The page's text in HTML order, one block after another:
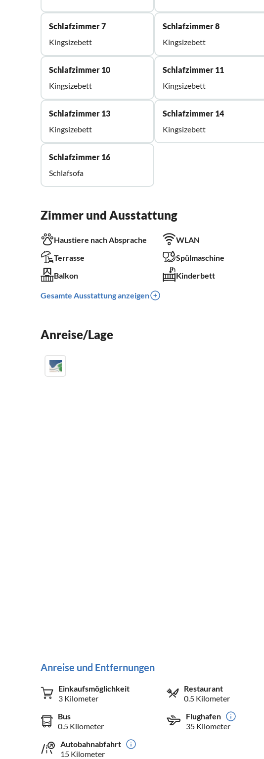
Schlafzimmer 7
Kingsizebett
Schlafzimmer 8
Kingsizebett
Schlafzimmer 10
Kingsizebett
Schlafzimmer 11
Kingsizebett
Schlafzimmer 13
Kingsizebett
Schlafzimmer 14
Kingsizebett
Schlafzimmer 16
Schlafsofa
Zimmer und Ausstattung
Haustiere nach Absprache WLAN
Terrasse
Spülmaschine
Balkon
Kinderbett
Gesamte Ausstattung anzeigen
Anreise/Lage
Anreise und Entfernungen
Einkaufsmöglichkeit
3 Kilometer
Restaurant
0.5 Kilometer
Bus
0.5 Kilometer
Flughafen
35 Kilometer
Autobahnabfahrt
15 Kilometer